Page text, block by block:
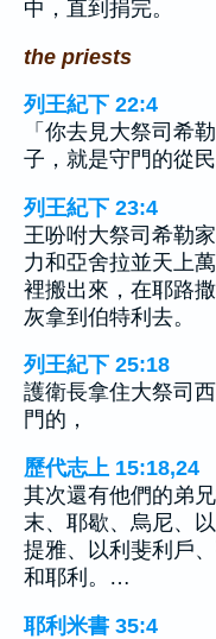
中，直到捐完。
the priests
列王紀下 22:4
「你去見大祭司希
子，就是守門的從
列王紀下 23:4
王吩咐大祭司希勒
力和亞舍拉並天上
裡搬出來，在耶路
灰拿到伯特利去。
列王紀下 25:18
護衛長拿住大祭司
門的，
歷代志上 15:18,24
其次還有他們的弟
末、耶歇、烏尼、
提雅、以利斐利戶
和耶利。…
耶利米書 35:4